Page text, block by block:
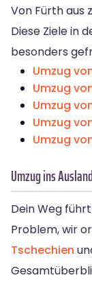
Von Fürth aus
Diese Ziele in
besonders
Umzug
Umzug
Umzug
Umzug
Umzug
Umzug ins
Dein Weg
Problem, wir
Tschechien